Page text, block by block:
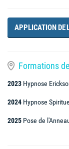
APPLICATION DE
Formations
2023 Hypnose
2024 Hypnose
2025 Pose de